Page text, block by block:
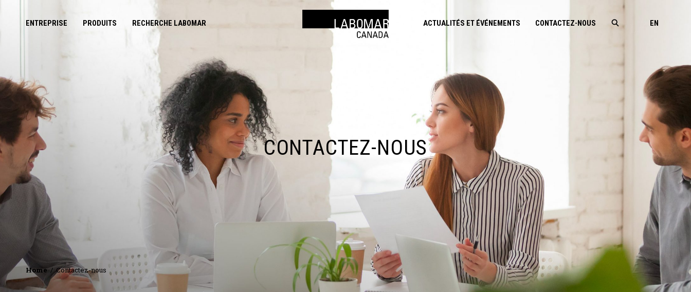
ENTREPRISE PRODUITS RECHERCHE LABOMAR ACTUALITÉS ET ÉVÉNEMENTS CONTACTEZ-NOUS EN
CONTACTEZ-NOUS
Home Contactez-nous